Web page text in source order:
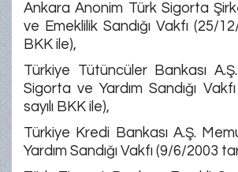
Ankara Anonim Türk Sigorta
ve Emeklilik Sandığı Vakfı (25/
BKK ile),
Türkiye Tütüncüler Bankası
Sigorta ve Yardım Sandığı
sayılı BKK ile),
Türkiye Kredi Bankası A.Ş.
Yardım Sandığı Vakfı (9/6/2003